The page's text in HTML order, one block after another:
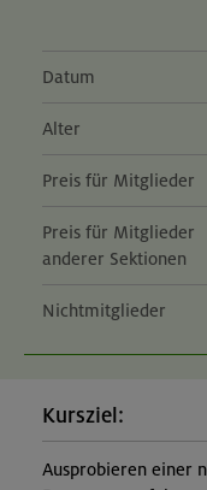
Datum
Alter
Preis für Mitglieder
Preis für Mitglieder
anderer Sektionen
Nichtmitglieder
Kursziel:
Ausprobieren einer